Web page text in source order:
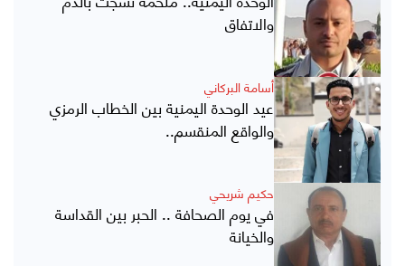
والاتفاق
أسامة البركاني
عيد الوحدة اليمنية بين الخطاب الرمزي
والواقع المنقسم..
حكيم شريحي
في يوم الصحافة .. الحبر بين القداسة
والخيانة